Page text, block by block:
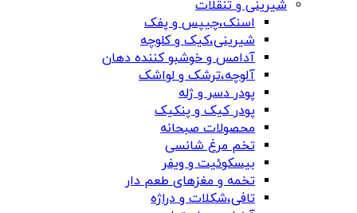
شیرینی و تنقلات
اسنک،چیپس و پفک
شیرینی،کیک و کلوچه
آدامس و خوشبو کننده دهان
آلوچه،ترشک و لواشک
پودر دسر و ژله
پودر کیک و پنکیک
محصولات صبحانه
تخم مرغ شانسی
بیسکوئیت و ویفر
تخمه و مغزهای طعم دار
تافی،شکلات و دراژه